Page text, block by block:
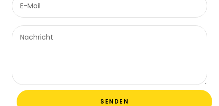
E-Mail
Nachricht
SENDEN